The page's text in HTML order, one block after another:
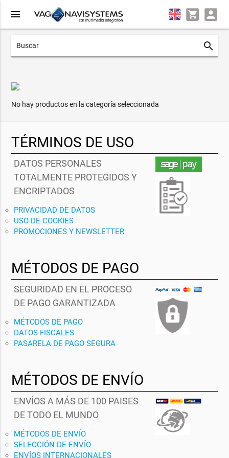
menu
search
No hay productos en la categoría seleccionada
TÉRMINOS DE USO
DATOS PERSONALES
TOTALMENTE PROTEGIDOS Y
ENCRIPTADOS
PRIVACIDAD DE DATOS
USO DE COOKIES
PROMOCIONES Y NEWSLETTER
MÉTODOS DE PAGO
SEGURIDAD EN EL PROCESO
DE PAGO GARANTIZADA
MÉTODOS DE PAGO
DATOS FISCALES
PASARELA DE PAGO SEGURA
MÉTODOS DE ENVÍO
ENVÍOS A MÁS DE 100 PAISES
DE TODO EL MUNDO
MÉTODOS DE ENVÍO
SELECCIÓN DE ENVÍO
ENVÍOS INTERNACIONALES